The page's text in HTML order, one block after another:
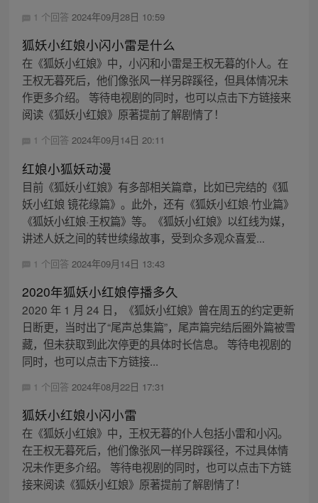
1 个回答 2024年09月28日 10:59
狐妖小红娘小闪小雷是什么
在《狐妖小红娘》中，小闪和小雷是王权无暮的仆人。在
王权无暮死后，他们像张风一样另辟蹊径，但具体情况未
作更多介绍。 等待电视剧的同时，也可以点击下方链接来
阅读《狐妖小红娘》原著提前了解剧情了！
1 个回答 2024年09月14日 20:11
红娘小狐妖动漫
目前《狐妖小红娘》有多部相关篇章，比如已完结的《狐
妖小红娘 镜花缘篇》。此外，还有《狐妖小红娘·竹业篇》
《狐妖小红娘·王权篇》等。《狐妖小红娘》以红线为媒，
讲述人妖之间的转世续缘故事，受到众多观众喜爱...
1 个回答 2024年09月14日 13:43
2020年狐妖小红娘停播多久
2020 年 1 月 24 日，《狐妖小红娘》曾在周五的约定更新
日断更，当时出了“尾声总集篇”，尾声篇完结后圈外篇被雪
藏，但未获取到此次停更的具体时长信息。 等待电视剧的
同时，也可以点击下方链接...
1 个回答 2024年08月22日 17:31
狐妖小红娘小闪小雷
在《狐妖小红娘》中，王权无暮的仆人包括小雷和小闪。
在王权无暮死后，他们像张风一样另辟蹊径，不过具体情
况未作更多介绍。 等待电视剧的同时，也可以点击下方链
接来阅读《狐妖小红娘》原著提前了解剧情了！